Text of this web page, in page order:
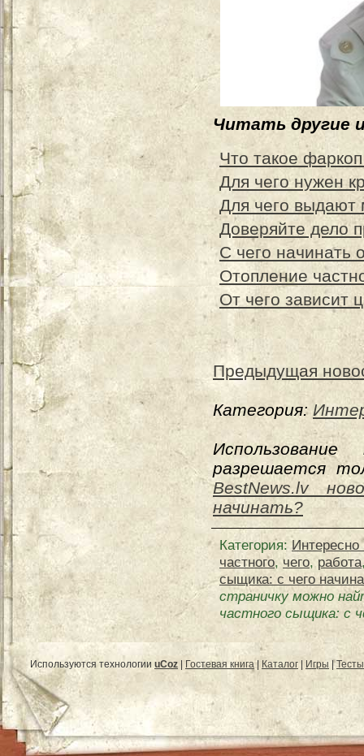
Читать другие
Что такое
Для чего нужен
Для чего выдают
Доверяйте дело
С чего начинать
Отопление
От чего зависит
Предыдущая
Категория:
разрешается
BestNews.lv
начинать?
Категория:Интересно
частного, чего, работа
сыщика: с чего
страничку можно
частного сыщика: с
Используются технологии uCoz Гостевая книга| Каталог Игры |Тесты